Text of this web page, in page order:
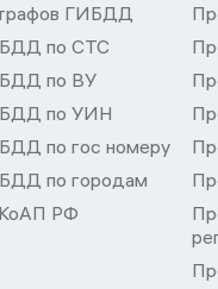
ГИБДД
по СТС
по ВУ
по УИН
по гос номеру
по городам
КоАП РФ